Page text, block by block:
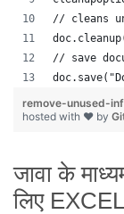
// cleans
// save
remove-unused-
hosted with ❤ by
जावा के
लिए